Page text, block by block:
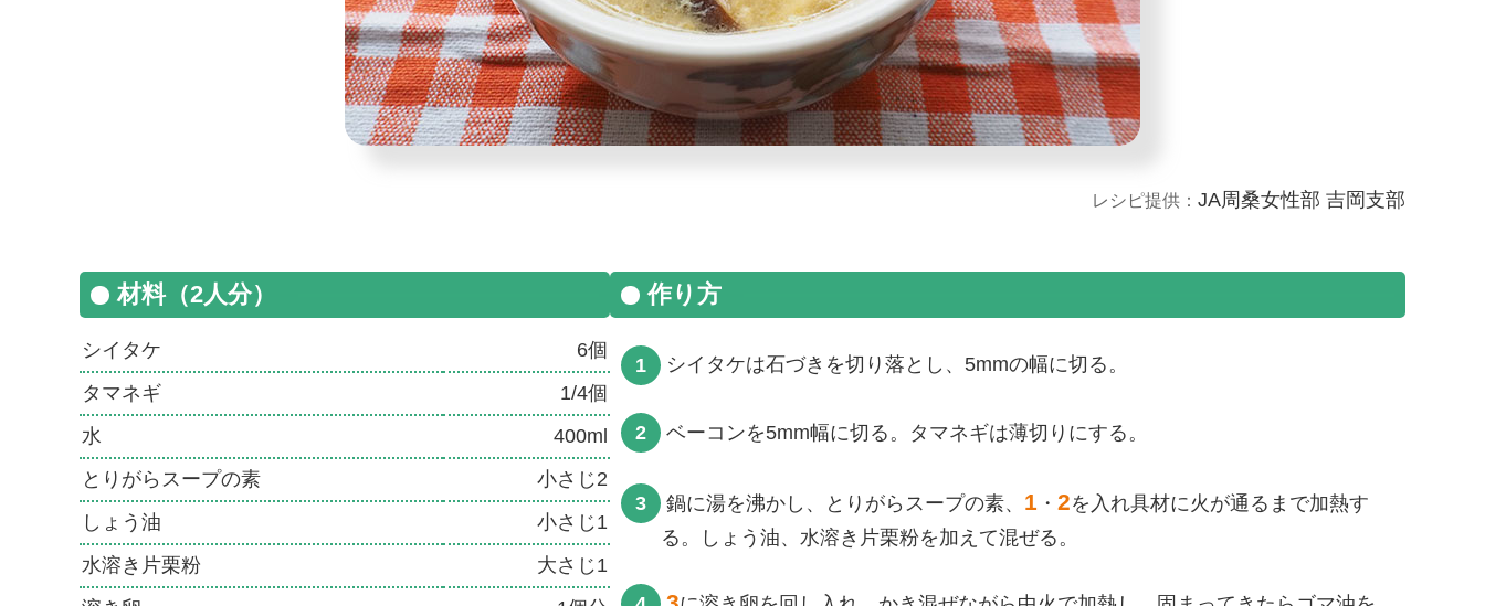
JA周桑女性部 吉岡支部
材料（2人分）
シイタケ
6個
タマネギ
1/4個
水
400ml
とりがらスープの素
小さじ2
しょう油
小さじ1
水溶き片栗粉
大さじ1
作り方
シイタケは石づきを切り落とし、5mmの幅に切る。
ベーコンを5mm幅に切る。タマネギは薄切りにする。
鍋に湯を沸かし、とりがらスープの素、 1 ・ 2を入れ具材に火が通るまで加熱す
る。しょう油、水溶き片栗粉を加えて混ぜる。